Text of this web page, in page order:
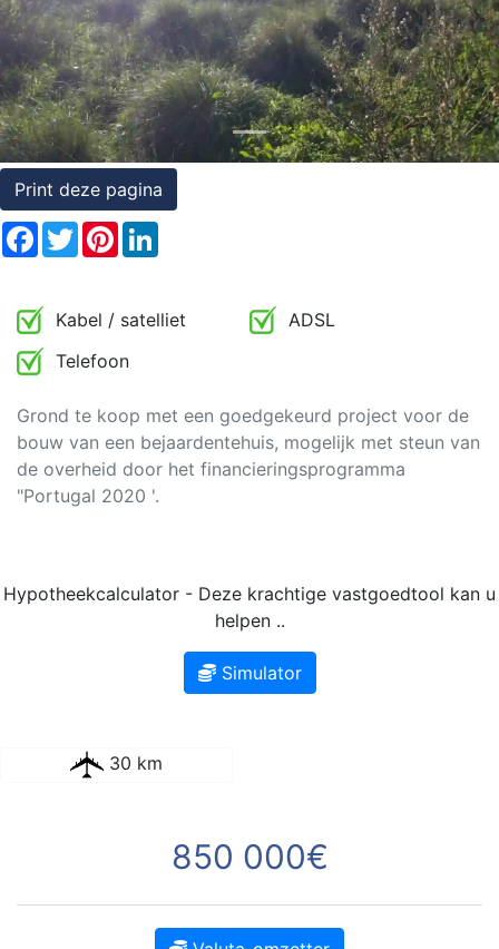
Rechten
op
onroerend
goed
Print deze pagina
Facebook
TwitterPinterest
Kabel / satelliet
ADSL
Telefoon
Grond te koop met een goedgekeurd project voor de
bouw van een bejaardentehuis, mogelijk met steun van
de overheid door het financieringsprogramma
"Portugal 2020 '.
Hypotheekcalculator - Deze krachtige vastgoedtool kan u
helpen ..
Simulator
30 km
850 000€